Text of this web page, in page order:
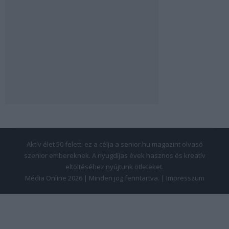
Aktív élet 50 felett: ez a célja a senior.hu magazint olvasó
szenior embereknek. A nyugdíjas évek hasznos és kreatív
eltöltéséhez nyújtunk ötleteket.
Média Online 2026 | Minden jog fenntartva. | Impresszum